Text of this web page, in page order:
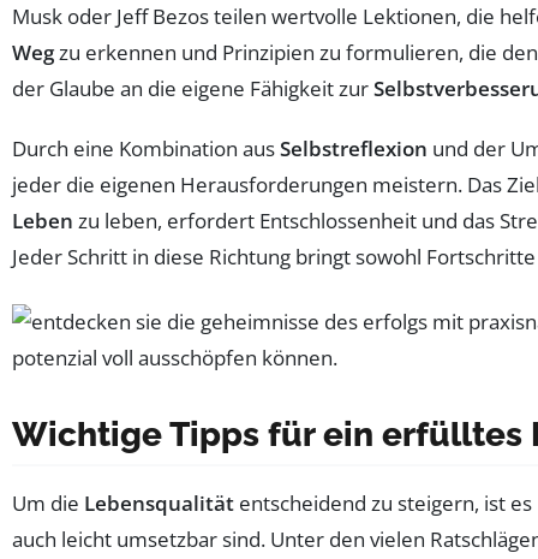
Musk oder Jeff Bezos teilen wertvolle Lektionen, die
Wegzu erkennen und Prinzipien zu formulieren, die
der Glaube an die eigene Fähigkeit zur
Durch eine Kombination ausSelbstreflexion und der
jeder die eigenen Herausforderungen meistern. Das
Leben zu leben, erfordert Entschlossenheit und das
Jeder Schritt in diese Richtung bringt sowohl
Wichtige Tipps für ein erfülltes
Um die Lebensqualität entscheidend zu steigern, ist
auch leicht umsetzbar sind. Unter den vielen